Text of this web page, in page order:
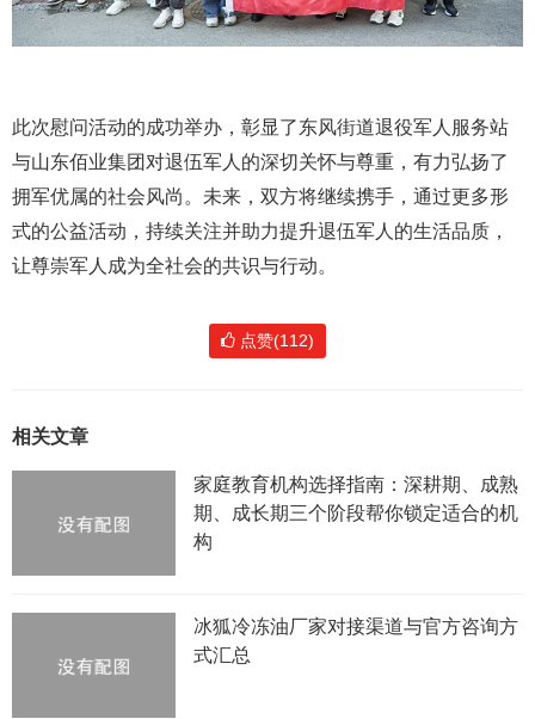
此次慰问活动的成功举办，彰显了东风街道退役军人服务站
与山东佰业集团对退伍军人的深切关怀与尊重，有力弘扬了
拥军优属的社会风尚。未来，双方将继续携手，通过更多形
式的公益活动，持续关注并助力提升退伍军人的生活品质，
让尊崇军人成为全社会的共识与行动。
点赞(112)
相关文章
家庭教育机构选择指南：深耕期、成熟
期、成长期三个阶段帮你锁定适合的机
构
冰狐冷冻油厂家对接渠道与官方咨询方
式汇总